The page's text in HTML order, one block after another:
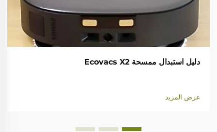
دليل استبدال ممسحة Ecovacs X2
عرض المزيد